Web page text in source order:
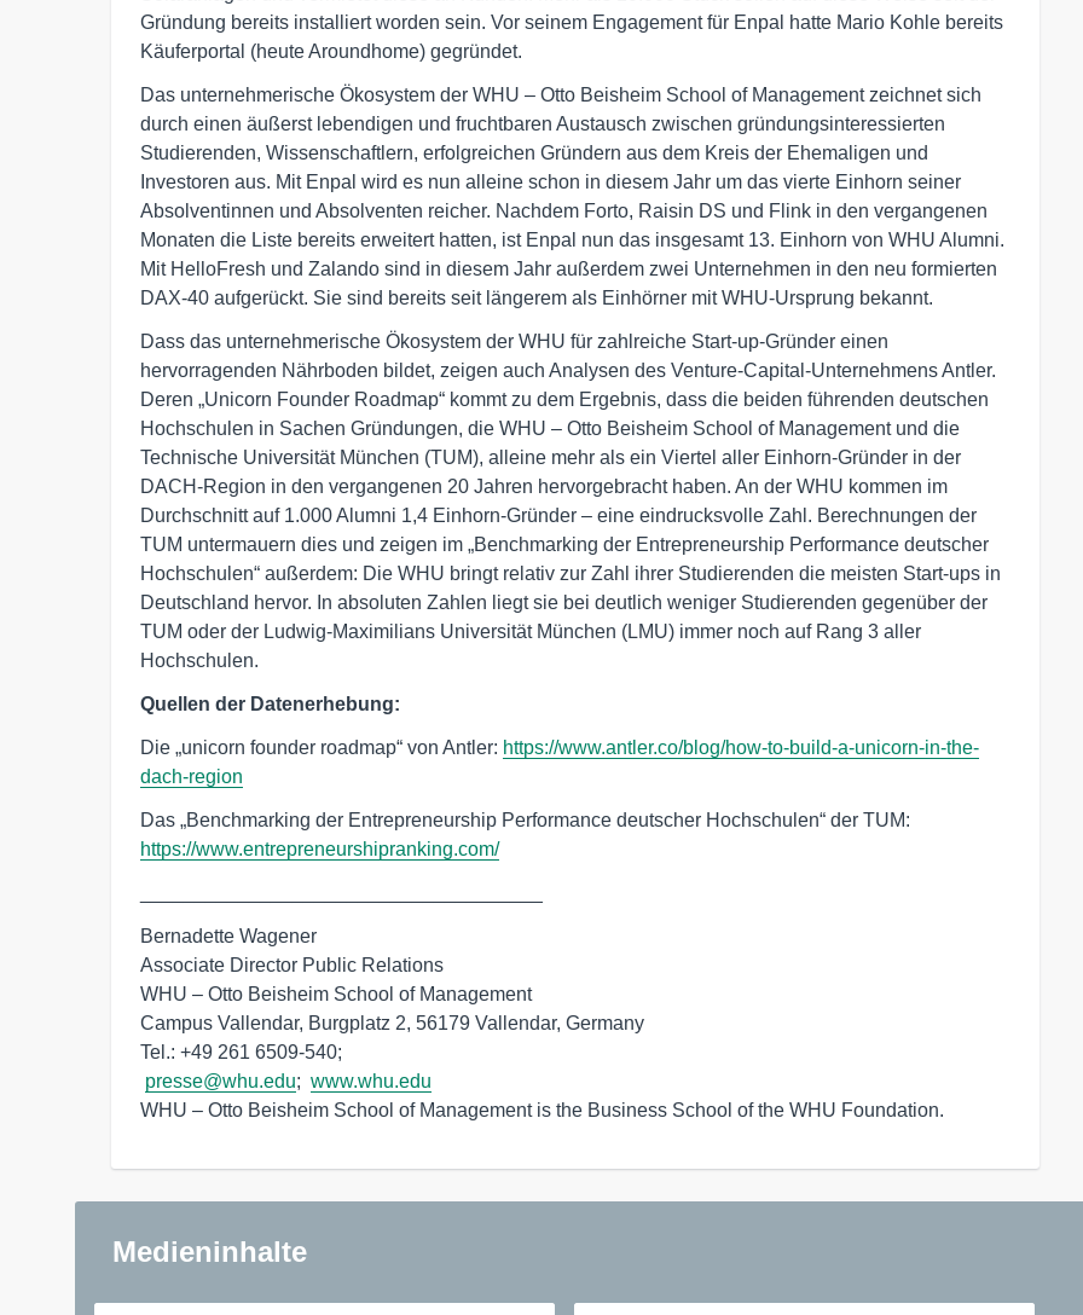
Gründung bereits installiert worden sein. Vor seinem Engagement für Enpal hatte Mario Kohle bereits
Käuferportal (heute Aroundhome) gegründet.
Das unternehmerische Ökosystem der WHU – Otto Beisheim School of Management zeichnet sich
durch einen äußerst lebendigen und fruchtbaren Austausch zwischen gründungsinteressierten
Studierenden, Wissenschaftlern, erfolgreichen Gründern aus dem Kreis der Ehemaligen und
Investoren aus. Mit Enpal wird es nun alleine schon in diesem Jahr um das vierte Einhorn seiner
Absolventinnen und Absolventen reicher. Nachdem Forto, Raisin DS und Flink in den vergangenen
Monaten die Liste bereits erweitert hatten, ist Enpal nun das insgesamt 13. Einhorn von WHU Alumni.
Mit HelloFresh und Zalando sind in diesem Jahr außerdem zwei Unternehmen in den neu formierten
DAX-40 aufgerückt. Sie sind bereits seit längerem als Einhörner mit WHU-Ursprung bekannt.
Dass das unternehmerische Ökosystem der WHU für zahlreiche Start-up-Gründer einen
hervorragenden Nährboden bildet, zeigen auch Analysen des Venture-Capital-Unternehmens Antler.
Deren „Unicorn Founder Roadmap“ kommt zu dem Ergebnis, dass die beiden führenden deutschen
Hochschulen in Sachen Gründungen, die WHU – Otto Beisheim School of Management und die
Technische Universität München (TUM), alleine mehr als ein Viertel aller Einhorn-Gründer in der
DACH-Region in den vergangenen 20 Jahren hervorgebracht haben. An der WHU kommen im
Durchschnitt auf 1.000 Alumni 1,4 Einhorn-Gründer – eine eindrucksvolle Zahl. Berechnungen der
TUM untermauern dies und zeigen im „Benchmarking der Entrepreneurship Performance deutscher
Hochschulen“ außerdem: Die WHU bringt relativ zur Zahl ihrer Studierenden die meisten Start-ups in
Deutschland hervor. In absoluten Zahlen liegt sie bei deutlich weniger Studierenden gegenüber der
TUM oder der Ludwig-Maximilians Universität München (LMU) immer noch auf Rang 3 aller
Hochschulen.
Quellen der Datenerhebung:
Die „unicorn founder roadmap“ von Antler: https://www.antler.co/blog/how-to-build-a-unicorn-in-the-
dach-region
Das „Benchmarking der Entrepreneurship Performance deutscher Hochschulen“ der TUM:
https://www.entrepreneurshipranking.com/
Bernadette Wagener
Associate Director Public Relations
WHU – Otto Beisheim School of Management
Campus Vallendar, Burgplatz 2, 56179 Vallendar, Germany
Tel.: +49 261 6509-540;
presse@whu.edu; www.whu.edu
WHU – Otto Beisheim School of Management is the Business School of the WHU Foundation.
Medieninhalte